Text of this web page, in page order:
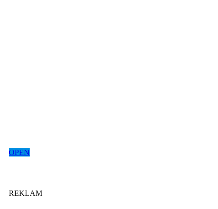
OPEN
REKLAM